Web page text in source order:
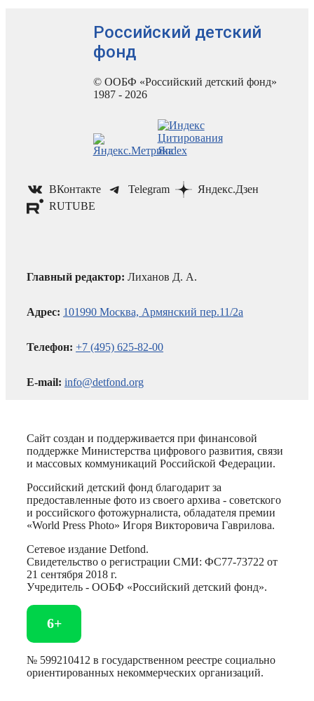
Российский детский
фонд
© ООБФ «Российский детский фонд»
1987 - 2026
ВКонтакте Telegram
Яндекс.Дзен
RUTUBE
Главный редактор: Лиханов Д. А.
Адрес: 101990 Москва, Армянский пер.11/2а
Телефон: +7 (495) 625-82-00
E-mail: info@detfond.org
Сайт создан и поддерживается при финансовой
поддержке Министерства цифрового развития, связи
и массовых коммуникаций Российской Федерации.
Российский детский фонд благодарит за
предоставленные фото из своего архива - советского
и российского фотожурналиста, обладателя премии
«World Press Photo» Игоря Викторовича Гаврилова.
Сетевое издание Detfond.
Свидетельство о регистрации СМИ: ФС77-73722 от
21 сентября 2018 г.
Учредитель - ООБФ «Российский детский фонд».
6+
№ 599210412 в государственном реестре социально
ориентированных некоммерческих организаций.